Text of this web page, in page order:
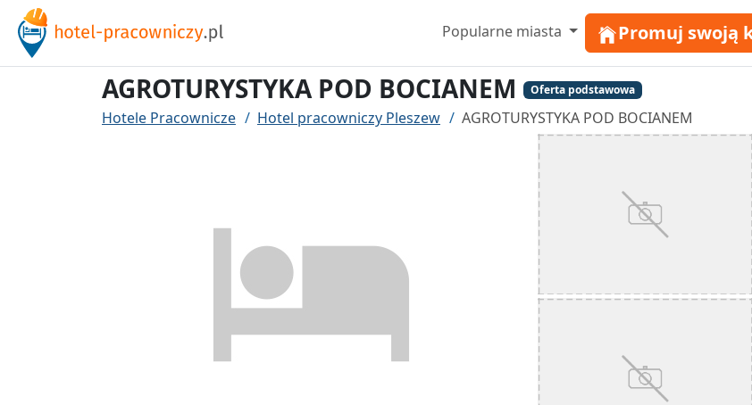
Popularne miasta Promuj swoją
AGROTURYSTYKA POD BOCIANEM Oferta podstawowa
Hotele Pracownicze Hotel pracowniczy Pleszew AGROTURYSTYKA POD BOCIANEM